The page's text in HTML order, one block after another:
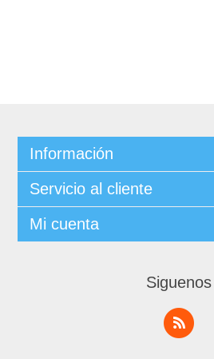
Información
Servicio al cliente
Mi cuenta
Siguenos